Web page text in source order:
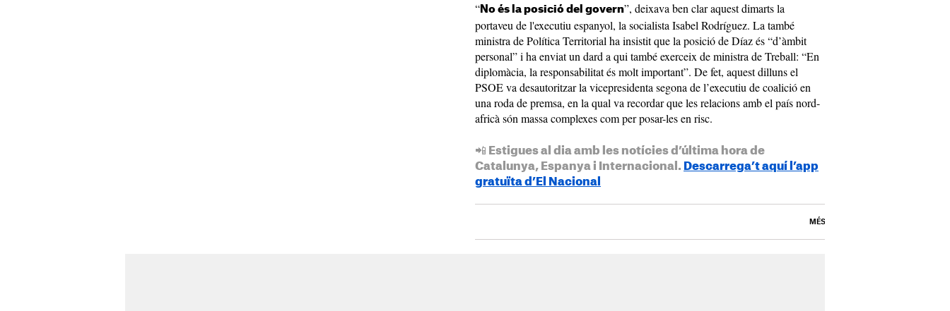
“ No és la posició del govern”, deixava ben clar aquest dimarts la
portaveu de l'executiu espanyol, la socialista Isabel Rodríguez. La també
ministra de Política Territorial ha insistit que la posició de Díaz és “d’àmbit
personal” i ha enviat un dard a qui també exerceix de ministra de Treball: “En
diplomàcia, la responsabilitat és molt important”. De fet, aquest dilluns el
PSOE va desautoritzar la vicepresidenta segona de l’executiu de coalició en
una roda de premsa, en la qual va recordar que les relacions amb el país nord-
africà són massa complexes com per posar-les en risc.
📲 Estigues al dia amb les notícies d’última hora de
Catalunya, Espanya i Internacional. Descarrega’t aquí l’app
gratuïta d’El Nacional
MÉS